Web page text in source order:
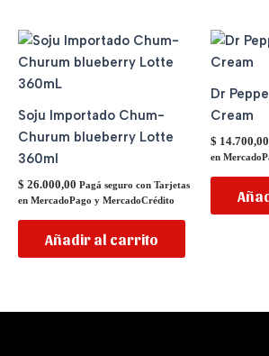
Soju Importado Chum-
Churum blueberry Lotte
360ml
$ 26.000,00 Pagá seguro con Tarjetas
en MercadoPago y MercadoCrédito
Añadir al carrito
Dr
Cream
$ 14.700,00
en